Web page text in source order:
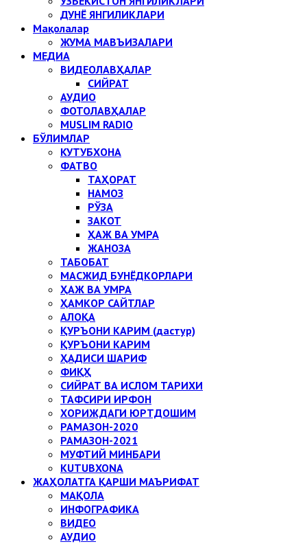
ДУНЁ ЯНГИЛИКЛАРИ
Мақолалар
ЖУМА МАВЪИЗАЛАРИ
МЕДИА
ВИДЕОЛАВҲАЛАР
СИЙРАТ
АУДИО
ФОТОЛАВҲАЛАР
MUSLIM RADIO
БЎЛИМЛАР
КУТУБХОНА
ФАТВО
ТАҲОРАТ
НАМОЗ
РЎЗА
ЗАКОТ
ҲАЖ ВА УМРА
ЖАНОЗА
ТАБОБАТ
МАСЖИД БУНЁДКОРЛАРИ
ҲАЖ ВА УМРА
ҲАМКОР САЙТЛАР
АЛОҚА
ҚУРЪОНИ КАРИМ (дастур)
ҚУРЪОНИ КАРИМ
ҲАДИСИ ШАРИФ
ФИҚҲ
СИЙРАТ ВА ИСЛОМ ТАРИХИ
ТАФСИРИ ИРФОН
ХОРИЖДАГИ ЮРТДОШИМ
РАМАЗОН-2020
РАМАЗОН-2021
МУФТИЙ МИНБАРИ
KUTUBXONA
ЖАҲОЛАТГА ҚАРШИ МАЪРИФАТ
МАҚОЛА
ИНФОГРАФИКА
ВИДЕО
АУДИО